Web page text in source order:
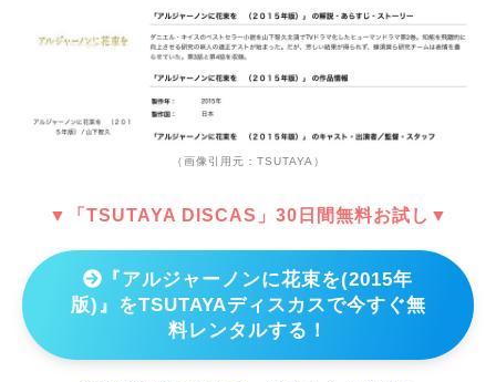
（画像引用元：TSUTAYA）
▼「TSUTAYA DISCAS」30日間無料お試し▼
『アルジャーノンに花束を(2015年
版)』をTSUTAYAディスカスで今すぐ無
料レンタルする！